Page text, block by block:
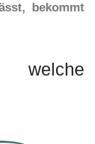
bekommt
welche